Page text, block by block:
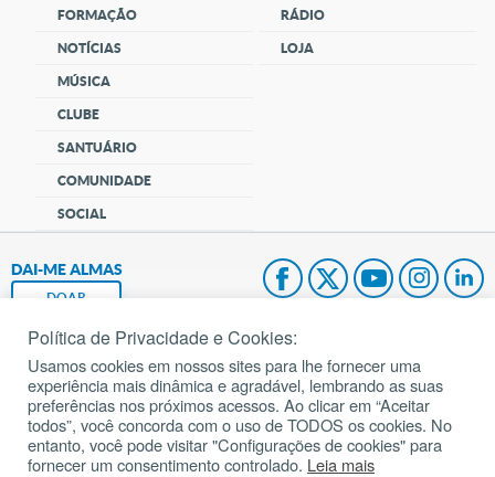
FORMAÇÃO
NOTÍCIAS
MÚSICA
CLUBE
SANTUÁRIO
COMUNIDADE
SOCIAL
RÁDIO
LOJA
DAI-ME ALMAS
DOAR
Fundação João Paulo II
Pedido de Oração
Mapa do site
Política de Privacidade e Cookies:
Usamos cookies em nossos sites para lhe fornecer uma
experiência mais dinâmica e agradável, lembrando as suas
preferências nos próximos acessos. Ao clicar em “Aceitar
todos”, você concorda com o uso de TODOS os cookies. No
entanto, você pode visitar "Configurações de cookies" para
fornecer um consentimento controlado. Leia mais